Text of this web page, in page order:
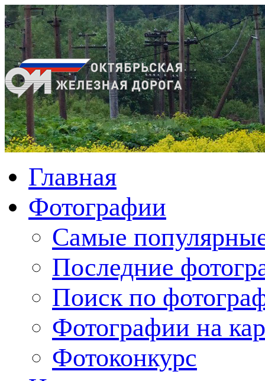
Главная
Фотографии
Cамые
Последние
Поиск по
Фотографии на
Фотоконкурс